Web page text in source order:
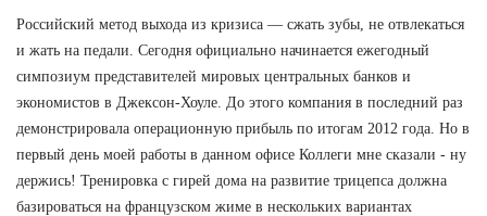
Российский метод выхода из кризиса — сжать зубы, не отвлекаться
и жать на педали. Сегодня официально начинается ежегодный
симпозиум представителей мировых центральных банков и
экономистов в Джексон-Хоуле. До этого компания в последний раз
демонстрировала операционную прибыль по итогам 2012 года. Но в
первый день моей работы в данном офисе Коллеги мне сказали - ну
держись! Тренировка с гирей дома на развитие трицепса должна
базироваться на французском жиме в нескольких вариантах